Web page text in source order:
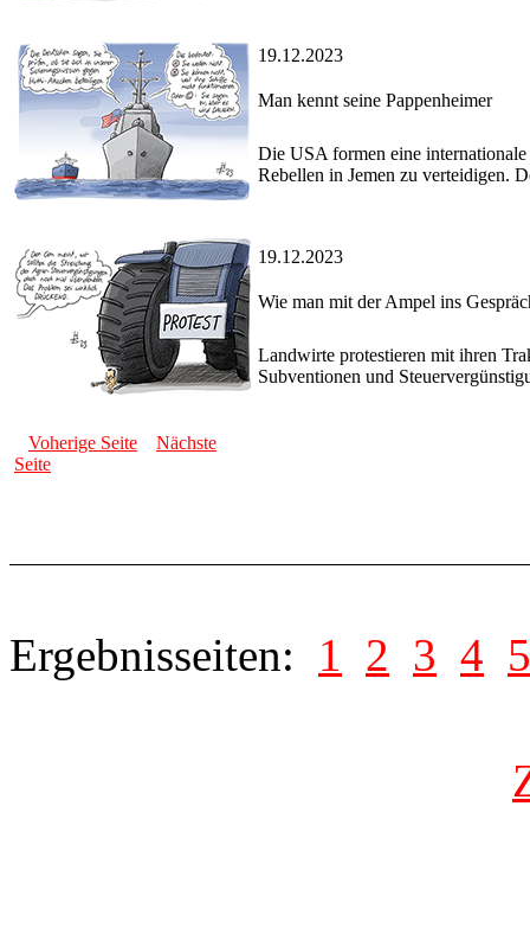
19.12.2023
Man kennt seine Pappenheimer
Die USA formen eine
Rebellen in Jemen zu verteidigen.
19.12.2023
Wie man mit der Ampel ins
Landwirte protestieren mit ihren
Subventionen und
Voherige Seite
Nächste
Seite
Ergebnisseiten: 1 2 3 4 5